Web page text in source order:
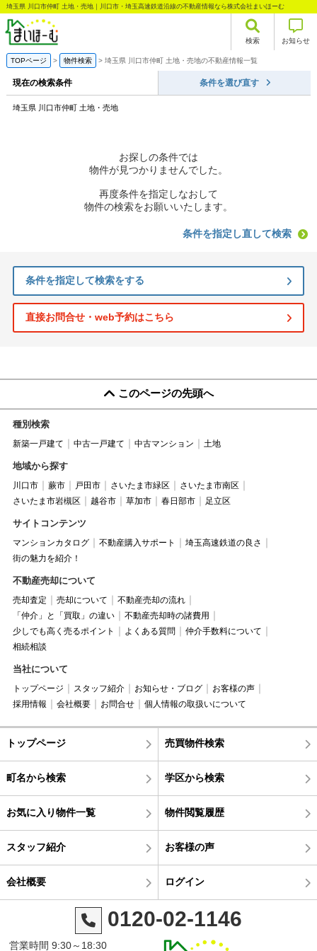
埼玉県 川口市仲町 土地・売地｜川口市・埼玉高速鉄道沿線の不動産情報なら株式会社まいほーむ
検索 お知らせ
TOPページ 物件検索 埼玉県 川口市仲町 土地・売地の不動産情報一覧
現在の検索条件 条件を選び直す
埼玉県 川口市仲町 土地・売地
お探しの条件では
物件が見つかりませんでした。
再度条件を指定しなおして
物件の検索をお願いいたします。
条件を指定し直して検索
条件を指定して検索をする
直接お問合せ・web予約はこちら
このページの先頭へ
種別検索
新築一戸建て 中古一戸建て 中古マンション 土地
地域から探す
川口市 蕨市 戸田市 さいたま市緑区
さいたま市南区
さいたま市岩槻区
越谷市 草加市 春日部市 足立区
サイトコンテンツ
マンションカタログ 不動産購入サポート
埼玉高速鉄道の良さ
街の魅力を紹介！
不動産売却について
売却査定 売却について
不動産売却の流れ
「仲介」と「買取」の違い
不動産売却時の諸費用
少しでも高く売るポイント
よくある質問
仲介手数料について
相続相談
当社について
トップページ スタッフ紹介 お知らせ・ブログ
お客様の声
採用情報
会社概要 お問合せ 個人情報の取扱いについて
トップページ 売買物件検索
町名から検索 学区から検索
お気に入り物件一覧 物件閲覧履歴
スタッフ紹介 お客様の声
会社概要 ログイン
0120-02-1146
営業時間 9:30～18:30